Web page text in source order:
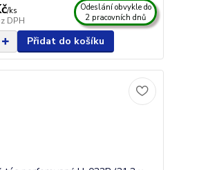
/ks
DPH
Odeslání obvykle do
2 pracovních dnů
Přidat do košíku